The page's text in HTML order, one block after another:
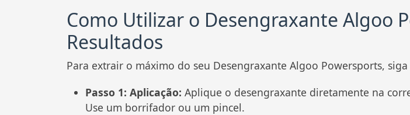
Como Utilizar o Desengraxante Algoo
Resultados
Para extrair o máximo do seu Desengraxante Algoo Powersports, siga
Passo 1: Aplicação: Aplique o desengraxante diretamente na
Use um borrifador ou um pincel.